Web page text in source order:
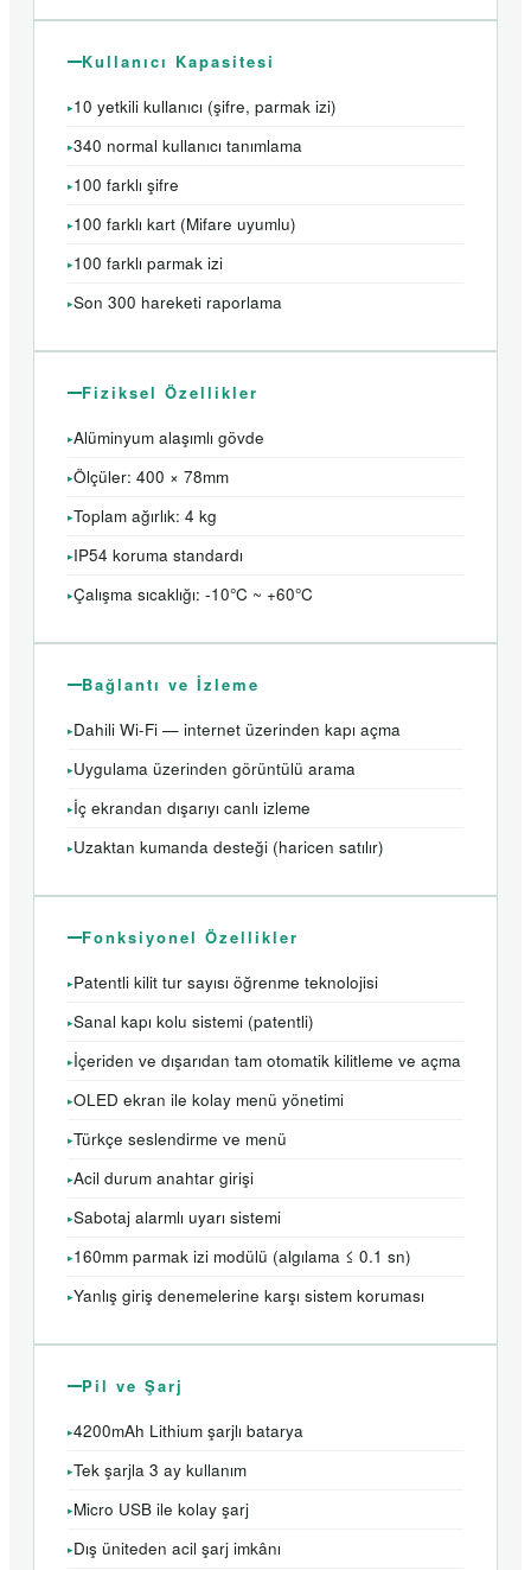
Kullanıcı Kapasitesi
10 yetkili kullanıcı (şifre, parmak izi)
340 normal kullanıcı tanımlama
100 farklı şifre
100 farklı kart (Mifare uyumlu)
100 farklı parmak izi
Son 300 hareketi raporlama
Fiziksel Özellikler
Alüminyum alaşımlı gövde
Ölçüler: 400 × 78mm
Toplam ağırlık: 4 kg
IP54 koruma standardı
Çalışma sıcaklığı: -10°C ~ +60°C
Bağlantı ve İzleme
Dahili Wi-Fi — internet üzerinden kapı açma
Uygulama üzerinden görüntülü arama
İç ekrandan dışarıyı canlı izleme
Uzaktan kumanda desteği (haricen satılır)
Fonksiyonel Özellikler
Patentli kilit tur sayısı öğrenme teknolojisi
Sanal kapı kolu sistemi (patentli)
İçeriden ve dışarıdan tam otomatik kilitleme ve açma
OLED ekran ile kolay menü yönetimi
Türkçe seslendirme ve menü
Acil durum anahtar girişi
Sabotaj alarmlı uyarı sistemi
160mm parmak izi modülü (algılama ≤ 0.1 sn)
Yanlış giriş denemelerine karşı sistem koruması
Pil ve Şarj
4200mAh Lithium şarjlı batarya
Tek şarjla 3 ay kullanım
Micro USB ile kolay şarj
Dış üniteden acil şarj imkânı